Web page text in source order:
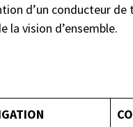
d’un conducteur de
la vision d’ensemble.